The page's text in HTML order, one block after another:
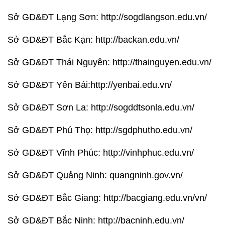
Sở GD&ĐT Lạng Sơn: http://sogdlangson.edu.vn/
Sở GD&ĐT Bắc Kạn: http://backan.edu.vn/
Sở GD&ĐT Thái Nguyên: http://thainguyen.edu.vn/
Sở GD&ĐT Yên Bái:http://yenbai.edu.vn/
Sở GD&ĐT Sơn La: http://sogddtsonla.edu.vn/
Sở GD&ĐT Phú Thọ: http://sgdphutho.edu.vn/
Sở GD&ĐT Vĩnh Phúc: http://vinhphuc.edu.vn/
Sở GD&ĐT Quảng Ninh: quangninh.gov.vn/
Sở GD&ĐT Bắc Giang: http://bacgiang.edu.vn/vn/
Sở GD&ĐT Bắc Ninh: http://bacninh.edu.vn/